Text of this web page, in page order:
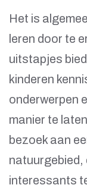
Het is
leren door te
uitstapjes
kinderen
onderwerpen
manier te
bezoek aan
natuurgebied,
interessants